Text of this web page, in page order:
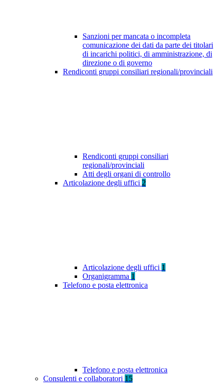
Sanzioni per mancata o incompleta
comunicazione dei dati da parte dei titolari
di incarichi politici, di amministrazione, di
direzione o di governo
Rendiconti gruppi consiliari regionali/provinciali
Rendiconti gruppi consiliari
regionali/provinciali
Atti degli organi di controllo
Articolazione degli uffici 2
Articolazione degli uffici 1
Organigramma 1
Telefono e posta elettronica
Telefono e posta elettronica
Consulenti e collaboratori 15